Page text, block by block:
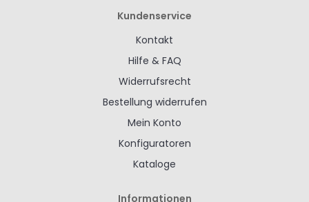
Kundenservice
Kontakt
Hilfe & FAQ
Widerrufsrecht
Bestellung widerrufen
Mein Konto
Konfiguratoren
Kataloge
Informationen